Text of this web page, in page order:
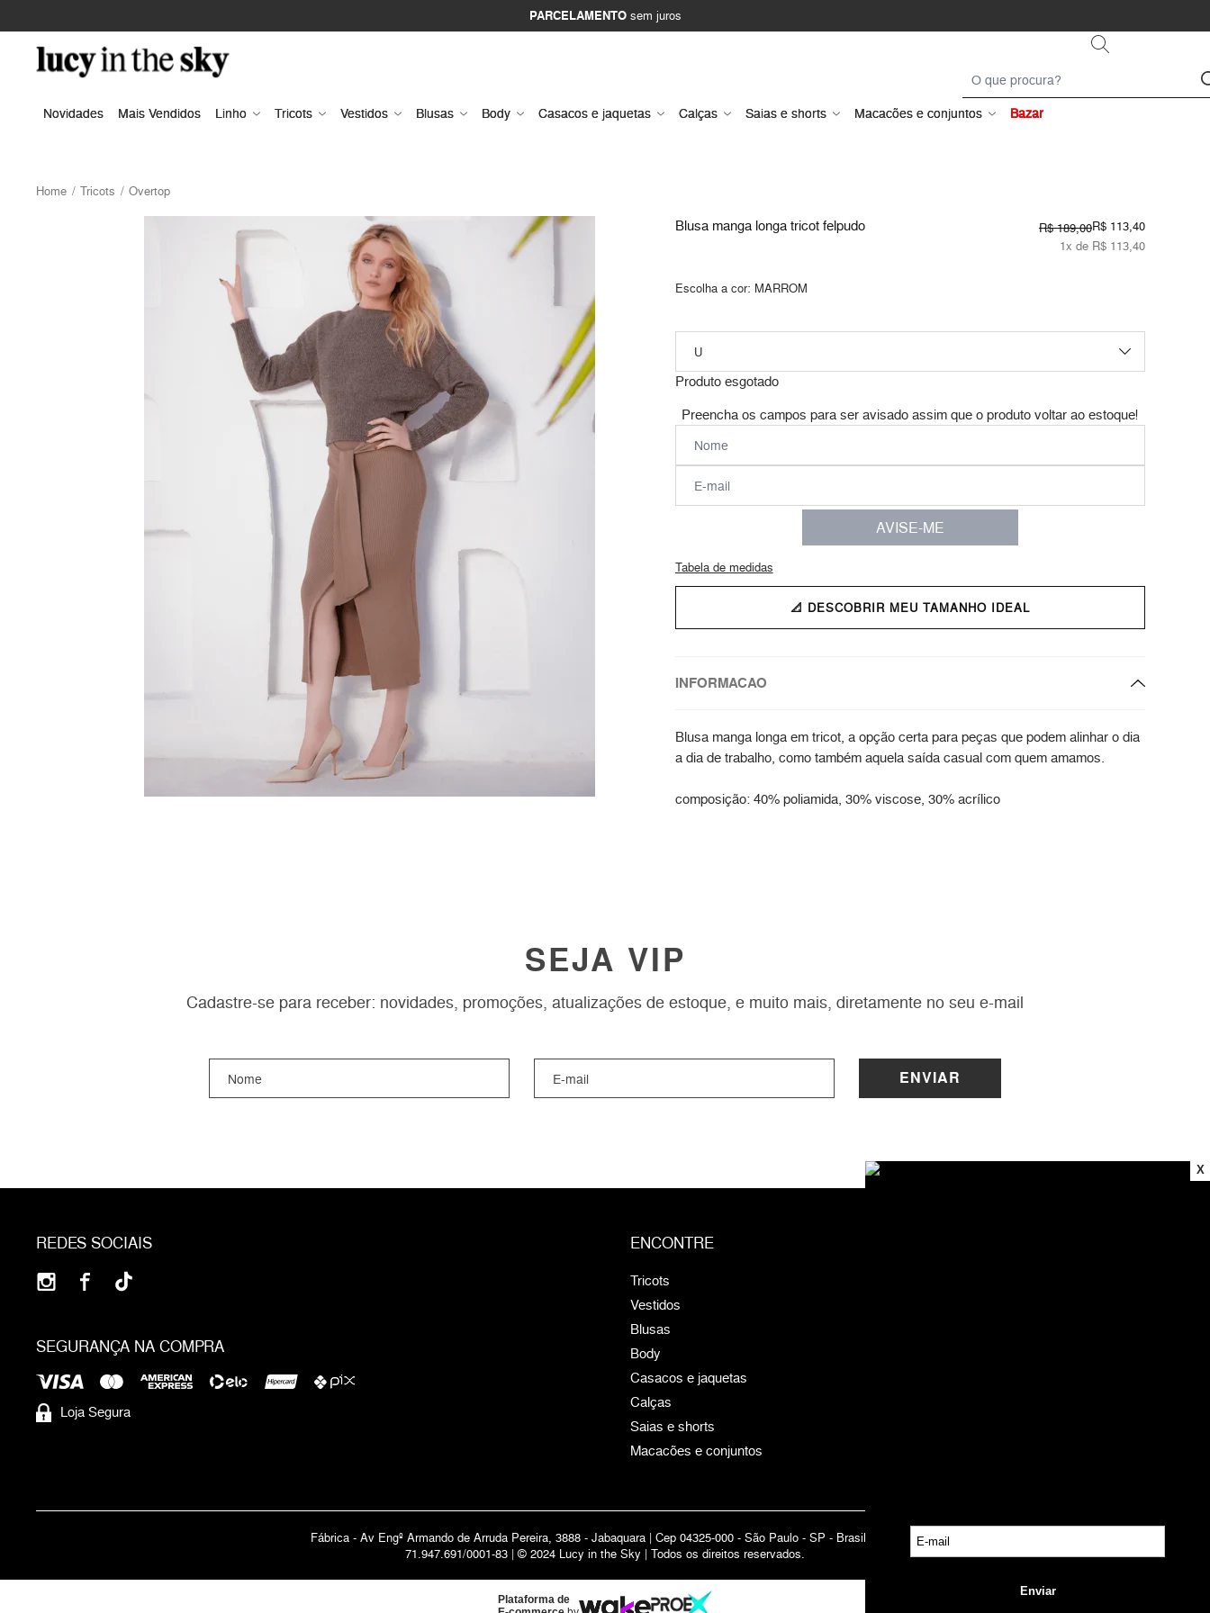
PARCELAMENTOsem juros
Novidades Mais Vendidos Linho Tricots Vestidos Blusas Body Casacos e jaquetas Calças Saias e shorts Macacões e conjuntos Bazar
Home Tricots Overtop
Blusa manga longa tricot felpudo R$ 189,00R$ 113,40
1x de R$ 113,40
Escolha a cor: MARROM
Produto esgotado
Preencha os campos para ser avisado assim que o produto voltar ao estoque!
AVISE-ME
Tabela de medidas
📐 DESCOBRIR MEU TAMANHO IDEAL
INFORMACAO
Blusa manga longa em tricot, a opção certa para peças que podem alinhar o dia
a dia de trabalho, como também aquela saída casual com quem amamos.
composição: 40% poliamida, 30% viscose, 30% acrílico
SEJA VIP
Cadastre-se para receber: novidades, promoções, atualizações de estoque, e muito mais, diretamente no seu e-mail
ENVIAR
REDES SOCIAIS
SEGURANÇA NA COMPRA
Loja Segura
ENCONTRE
Tricots
Vestidos
Blusas
Body
Casacos e jaquetas
Calças
Saias e shorts
Macacões e conjuntos
Fábrica - Av Engº Armando de Arruda Pereira, 3888 - Jabaquara | Cep 04325-000 - São Paulo - SP - Brasil CNPJ
71.947.691/0001-83 | © 2024 Lucy in the Sky | Todos os direitos reservados.
Plataforma de
X